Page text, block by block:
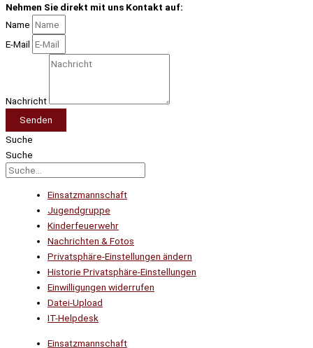
Nehmen Sie direkt mit uns Kontakt auf:
Name
E-Mail
Nachricht
Senden
Suche
Suche
Einsatzmannschaft
Jugendgruppe
Kinderfeuerwehr
Nachrichten & Fotos
Privatsphäre-Einstellungen ändern
Historie Privatsphäre-Einstellungen
Einwilligungen widerrufen
Datei-Upload
IT-Helpdesk
Einsatzmannschaft